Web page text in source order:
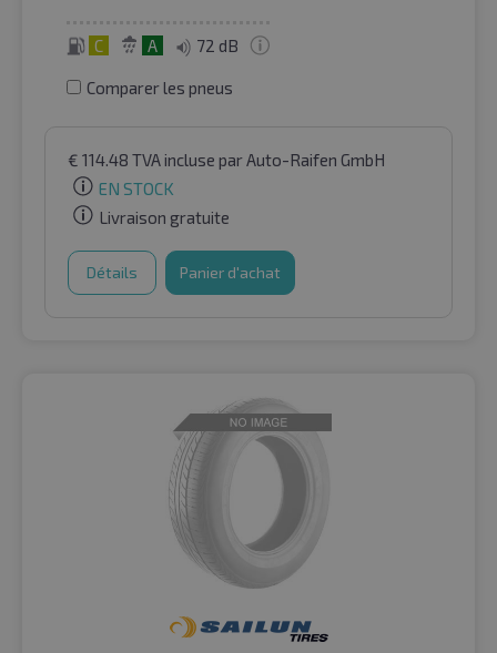
C A 72 dB
Comparer les pneus
€ 114.48 TVA incluse par Auto-Raifen GmbH
EN STOCK
Livraison gratuite
Détails Panier d'achat